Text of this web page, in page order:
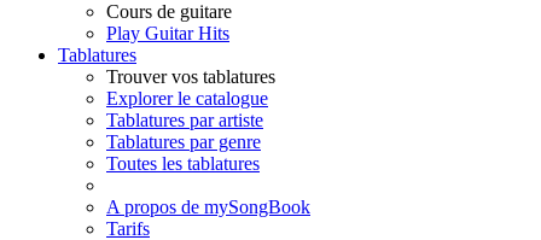
Cours de guitare
Play Guitar Hits
Tablatures
Trouver vos tablatures
Explorer le catalogue
Tablatures par artiste
Tablatures par genre
Toutes les tablatures
A propos de mySongBook
Tarifs